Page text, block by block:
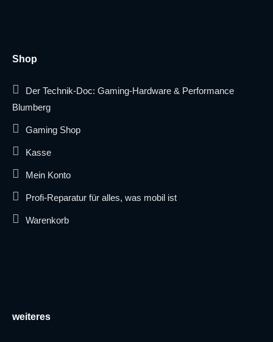
Shop
Der Technik-Doc: Gaming-Hardware & Performance
Blumberg
Gaming Shop
Kasse
Mein Konto
Profi-Reparatur für alles, was mobil ist
Warenkorb
weiteres